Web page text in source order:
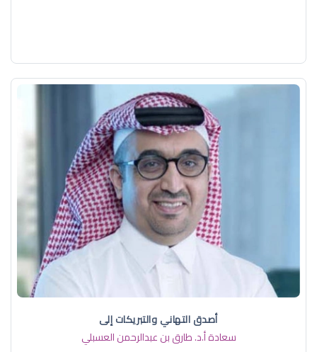
أصدق التهاني والتبريكات إلى
سعادة أ.د. ​طارق بن عبدالرحمن العسبلي